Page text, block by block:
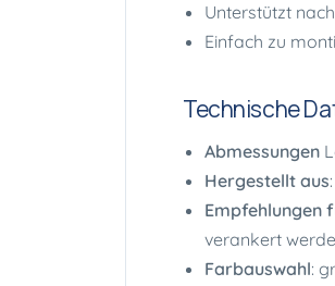
Unterstützt
Einfach zu
Technische
Abmessungen
Hergestellt aus
Empfehlungen
verankert
Farbauswahl: